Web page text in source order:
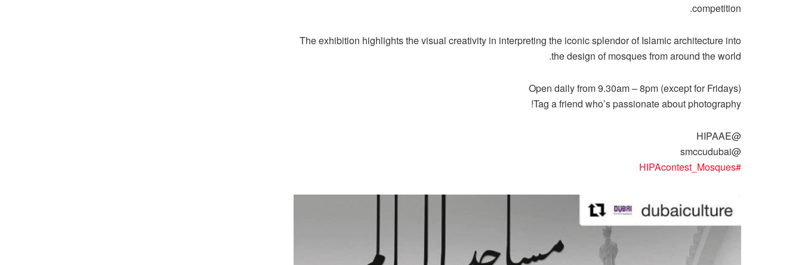
competition.
The exhibition highlights the visual creativity in interpreting the iconic splendor of Islamic architecture into
the design of mosques from around the world.
Open daily from 9.30am – 8pm (except for Fridays)
Tag a friend who’s passionate about photography!
@HIPAAE
@smccudubai
#
HIPAcontest_Mosques